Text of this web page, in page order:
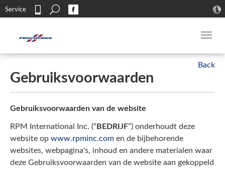
Service ContactSearch
Gebruiksvoorwaarden
Gebruiksvoorwaarden van de website
RPM International Inc. (“ BEDRIJF”) onderhoudt deze
website op www.rpminc.com en de bijbehorende
websites, webpagina's, inhoud en andere materialen waar
deze Gebruiksvoorwaarden van de website aan gekoppeld